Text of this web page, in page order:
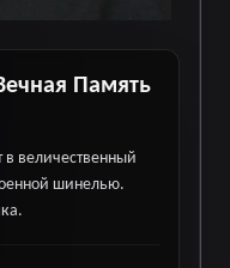
Память
величественный
шинелью.